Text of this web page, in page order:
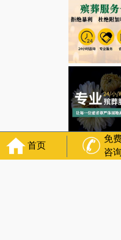
首页
免
咨询